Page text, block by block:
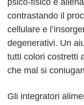
psico-fisico e
contrastando il
cellulare e
degenerativi. Un
tutti colori costretti
che mal si
Gli integratori